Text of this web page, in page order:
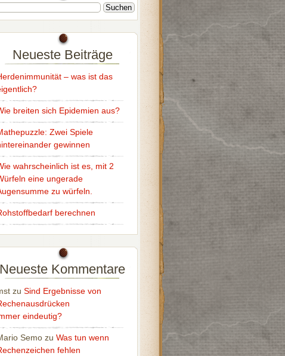
Neueste Beiträge
– was ist das
breiten sich Epidemien aus?
Zwei Spiele
gewinnen
wahrscheinlich ist es, mit 2
eine ungerade
zu würfeln.
berechnen
Neueste Kommentare
zu Sind Ergebnisse von
eindeutig?
Semozu Was tun wenn
fehlen